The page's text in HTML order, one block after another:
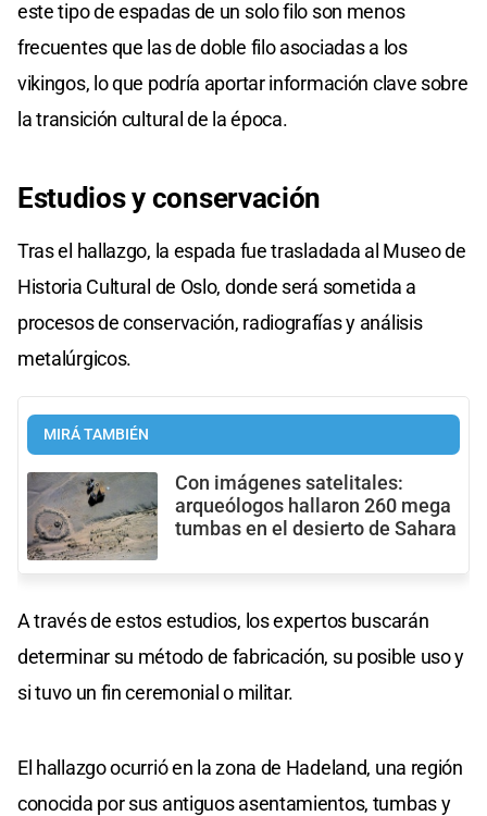
este tipo de espadas de un solo filo son menos
frecuentes que las de doble filo asociadas a los
vikingos, lo que podría aportar información clave sobre
la transición cultural de la época.
Estudios y conservación
Tras el hallazgo, la espada fue trasladada al Museo de
Historia Cultural de Oslo, donde será sometida a
procesos de conservación, radiografías y análisis
metalúrgicos.
MIRÁ TAMBIÉN
Con imágenes satelitales:
arqueólogos hallaron 260 mega
tumbas en el desierto de Sahara
A través de estos estudios, los expertos buscarán
determinar su método de fabricación, su posible uso y
si tuvo un fin ceremonial o militar.
El hallazgo ocurrió en la zona de Hadeland, una región
conocida por sus antiguos asentamientos, tumbas y